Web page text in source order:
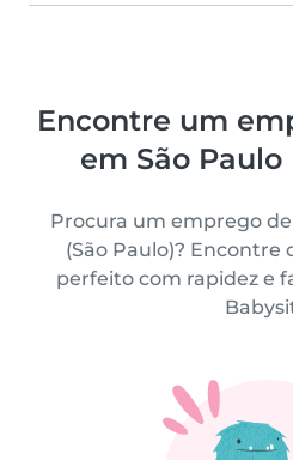
Encontre um
em São Paulo
Procura um emprego
(São Paulo)? Encontre
perfeito com rapidez e